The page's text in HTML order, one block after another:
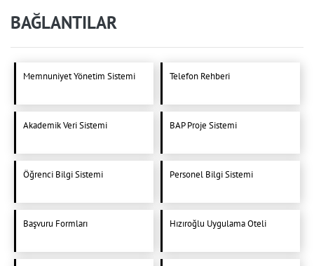
BAĞLANTILAR
Memnuniyet Yönetim Sistemi Telefon Rehberi
Akademik Veri Sistemi BAP Proje Sistemi
Öğrenci Bilgi Sistemi Personel Bilgi Sistemi
Başvuru Formları Hızıroğlu Uygulama Oteli